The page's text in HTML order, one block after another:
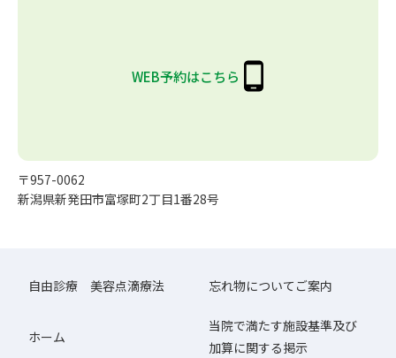
WEB予約はこちら
〒957-0062
新潟県新発田市富塚町2丁目1番28号
自由診療 美容点滴療法 忘れ物についてご案内
ホーム
当院で満たす施設基準及び
加算に関する掲示